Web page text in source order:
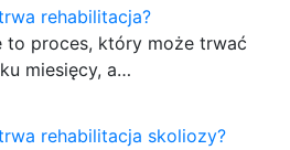
rehabilitacja?
to proces, który może trwać
miesięcy, a…
rehabilitacja skoliozy?